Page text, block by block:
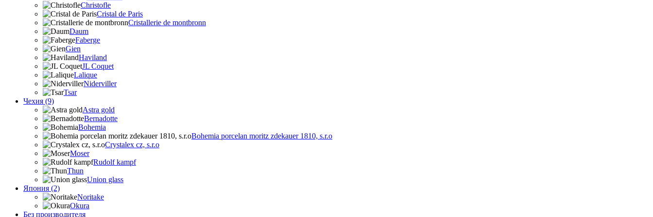
Christofle
Cristal de Paris
Cristallerie de montbronn
Daum
Faberge
Gien
Haviland
JL Coquet
Lalique
Niderviller
Tsar
Чехия (9)
Astra gold
Bernadotte
Bohemia
Bohemia porcelan moritz zdekauer 1810, s.r.o
Crystalex cz, s.r.o
Moser
Rudolf kampf
Thun
Union glass
Япония (2)
Noritake
Okura
Без производителя